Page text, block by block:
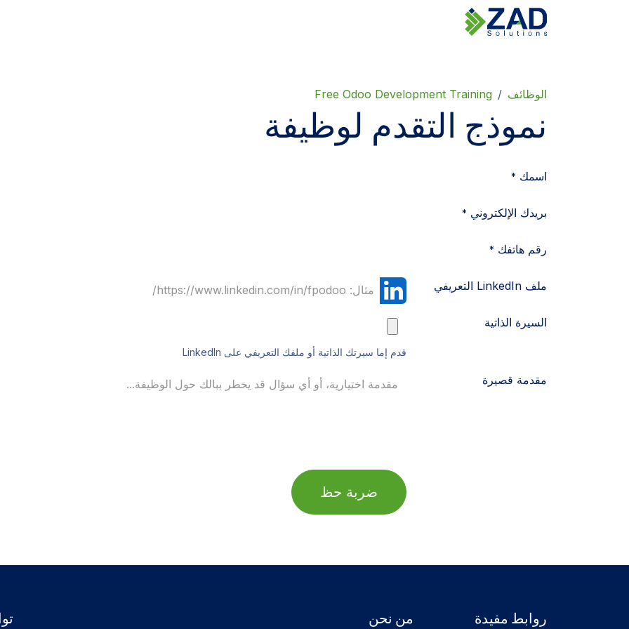
تخطي للذهاب إلى المحتوى
الوظائف Free Odoo Development Training
نموذج التقدم لوظيفة
اسمك *
بريدك الإلكتروني *
رقم هاتفك *
ملف LinkedIn التعريفي
السيرة الذاتية
قدم إما سيرتك الذاتية أو ملفك التعريفي على LinkedIn
مقدمة قصيرة
ضربة حظ
روابط مفيدة من نحن